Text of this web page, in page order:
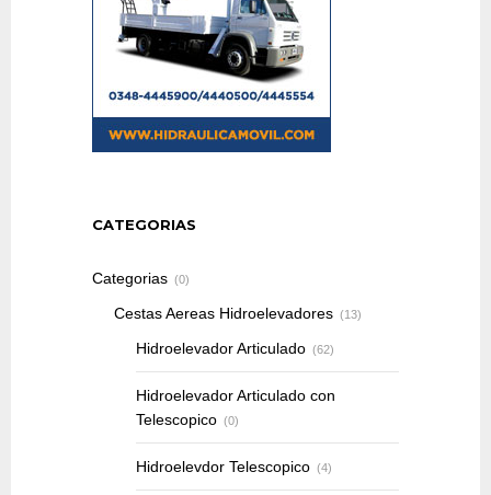
CATEGORIAS
Categorias (0)
Cestas Aereas Hidroelevadores (13)
Hidroelevador Articulado (62)
Hidroelevador Articulado con
Telescopico (0)
Hidroelevdor Telescopico (4)